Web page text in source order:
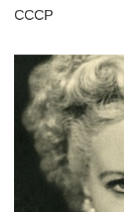
СССР